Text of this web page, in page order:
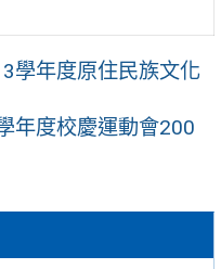
學年度原住民族文化
年度校慶運動會200